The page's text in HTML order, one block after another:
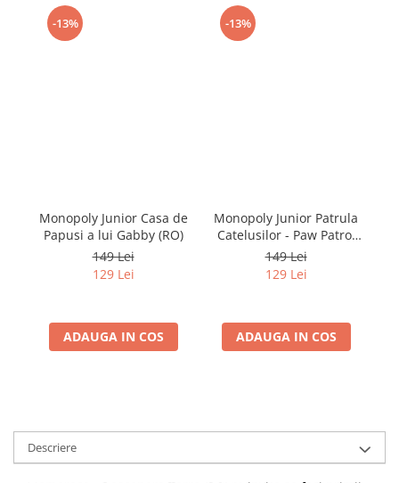
-13%
Monopoly Junior Casa de
Papusi a lui Gabby (RO)
149 Lei
129 Lei
ADAUGA IN COS
-13%
Monopoly Junior Patrula
Catelusilor - Paw Patrol
(RO)
149 Lei
129 Lei
ADAUGA IN COS
Descriere